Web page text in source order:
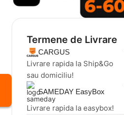
Termene de Livrare
CARGUS
Livrare rapida la Ship&Go
sau domiciliu!
SAMEDAY EasyBox
Livrare rapida la easybox!